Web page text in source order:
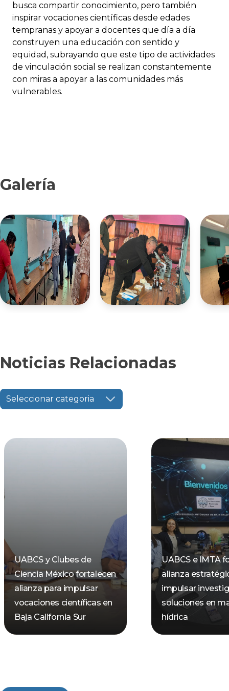
busca compartir conocimiento, pero también
inspirar vocaciones científicas desde edades
tempranas y apoyar a docentes que día a día
construyen una educación con sentido y
equidad, subrayando que este tipo de actividades
de vinculación social se realizan constantemente
con miras a apoyar a las comunidades más
vulnerables.
Galería
Noticias Relacionadas
Seleccionar categoria
UABCS y Clubes de
Ciencia México fortalecen
alianza para impulsar
vocaciones científicas en
Baja California Sur
UABCS e IMTA
alianza
impulsar
soluciones en
hídrica